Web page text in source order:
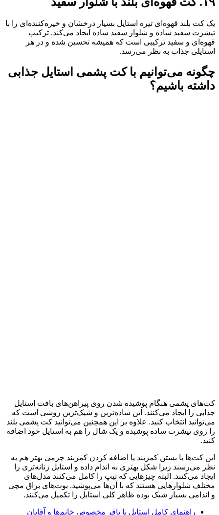
یک کت بلند قهوه‌ای تیره استایل بسیار درخشان و خیره‌کننده‌ای را با
تیشرت سفید ساده و شلوار سفید ساده ایجاد می‌کند. ترکیب
قهوه‌ای و سفید ترکیبی است که همیشه تحسین شده و در هر
استایلی جذاب به نظر می‌رسد.
چگونه می‌توانیم با کت پشمی استایل جذابی
داشته باشیم؟
کت‌های پشمی هنگام پوشیده شدن روی پیراهن‌های بافت استایل
جذابی را ایجاد می‌کنند. این ساده‌ترین و شیک‌ترین روشی است که
می‌توانید انتخاب کنید. علاوه بر این همچنین می‌توانید کت پشمی بلند
را روی تیشرت ساده پوشیده و یک شال را هم به استایل خود اضافه
کنید.
این کت‌ها با بستن کمربند یا اضافه کردن کمربند چرمی بهتر هم به
نظر می‌رسند زیرا شکل بهتری به اندام داده و استایل زنانه‌تری را
ایجاد می‌کنند. البته چیزهایی که تیپ را کامل می‌کنند مدل‌های
مختلف شلوارهایی هستند که با آن‌ها می‌پوشید. بوت‌های براق مچی
و اندامی بسیار شیک بوده ظاهر کلی استایل را تکمیل می‌کنند.
راهنمای کامل استایل با پافر مخصوص خانم‌ها و آقایان